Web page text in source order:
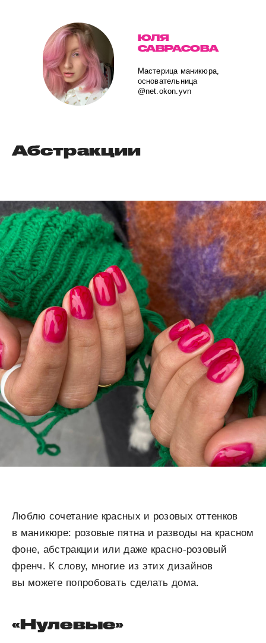
ЮЛЯ
САВРАСОВА
Мастерица маникюра,
основательница
@net.okon.yvn
Абстракции
Люблю сочетание красных и розовых оттенков
в маникюре: розовые пятна и разводы на красном
фоне, абстракции или даже красно-розовый
френч. К слову, многие из этих дизайнов
вы можете попробовать сделать дома.
«Нулевые»